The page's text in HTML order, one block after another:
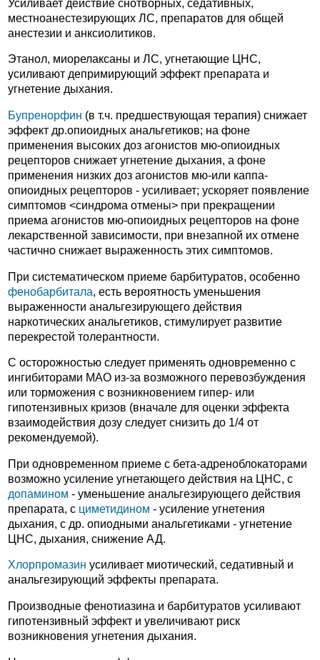
Усиливает действие снотворных, седативных,
местноанестезирующих ЛС, препаратов для общей
анестезии и анксиолитиков.
Этанол, миорелаксаны и ЛС, угнетающие ЦНС,
усиливают депримирующий эффект препарата и
угнетение дыхания.
Бупренорфин (в т.ч. предшествующая терапия) снижает
эффект др.опиоидных анальгетиков; на фоне
применения высоких доз агонистов мю-опиоидных
рецепторов снижает угнетение дыхания, а фоне
применения низких доз агонистов мю-или каппа-
опиоидных рецепторов - усиливает; ускоряет появление
симптомов <синдрома отмены> при прекращении
приема агонистов мю-опиоидных рецепторов на фоне
лекарственной зависимости, при внезапной их отмене
частично снижает выраженность этих симптомов.
При систематическом приеме барбитуратов, особенно
фенобарбитала, есть вероятность уменьшения
выраженности анальгезирующего действия
наркотических анальгетиков, стимулирует развитие
перекрестой толерантности.
С осторожностью следует применять одновременно с
ингибиторами МАО из-за возможного перевозбуждения
или торможения с возникновением гипер- или
гипотензивных кризов (вначале для оценки эффекта
взаимодействия дозу следует снизить до 1/4 от
рекомендуемой).
При одновременном приеме с бета-адреноблокаторами
возможно усиление угнетающего действия на ЦНС, с
допамином - уменьшение анальгезирующего действия
препарата, с циметидином - усиление угнетения
дыхания, с др. опиодными анальгетиками - угнетение
ЦНС, дыхания, снижение АД.
Хлорпромазин усиливает миотический, седативный и
анальгезирующий эффекты препарата.
Производные фенотиазина и барбитуратов усиливают
гипотензивный эффект и увеличивают риск
возникновения угнетения дыхания.